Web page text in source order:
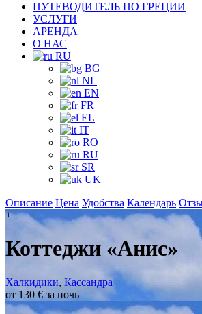
ПУТЕВОДИТЕЛЬ ПО ГРЕЦИИ
УСЛУГИ
АРЕНДА
О НАС
RU
BG
NL
EN
FR
EL
IT
RO
RU
SR
UK
Описание Цена Удобства Календарь
+
Коттеджи «Анис»
Халкидики, Кассандра
от 130 € за ночь